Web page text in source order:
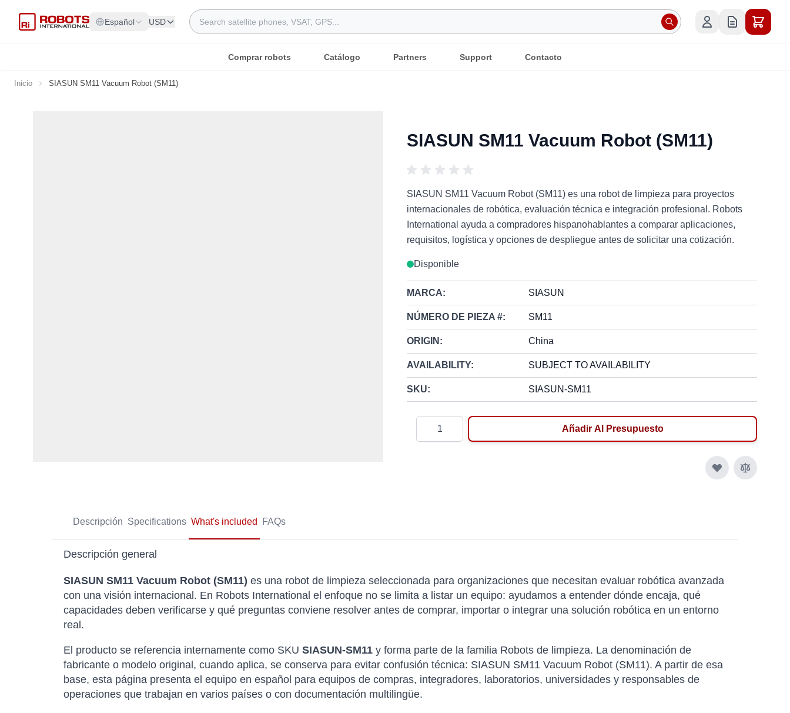
Español USD
Search
Comprar robots Catálogo Partners Support Contacto
Inicio SIASUN SM11 Vacuum Robot (SM11)
SIASUN SM11 Vacuum Robot (SM11)
SIASUN SM11 Vacuum Robot (SM11) es una robot de limpieza para proyectos
internacionales de robótica, evaluación técnica e integración profesional. Robots
International ayuda a compradores hispanohablantes a comparar aplicaciones,
requisitos, logística y opciones de despliegue antes de solicitar una cotización.
Disponible
MARCA: SIASUN
NÚMERO DE PIEZA #: SM11
ORIGIN: China
AVAILABILITY: SUBJECT TO AVAILABILITY
SKU: SIASUN-SM11
Añadir Al Presupuesto
Descripción Specifications What's included FAQs
Descripción general
SIASUN SM11 Vacuum Robot (SM11) es una robot de limpieza seleccionada para organizaciones que necesitan evaluar robótica avanzada
con una visión internacional. En Robots International el enfoque no se limita a listar un equipo: ayudamos a entender dónde encaja, qué
capacidades deben verificarse y qué preguntas conviene resolver antes de comprar, importar o integrar una solución robótica en un entorno
real.
El producto se referencia internamente como SKU SIASUN-SM11 y forma parte de la familia Robots de limpieza. La denominación de
fabricante o modelo original, cuando aplica, se conserva para evitar confusión técnica: SIASUN SM11 Vacuum Robot (SM11). A partir de esa
base, esta página presenta el equipo en español para equipos de compras, integradores, laboratorios, universidades y responsables de
operaciones que trabajan en varios países o con documentación multilingüe.